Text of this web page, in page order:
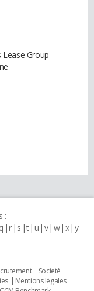
Group -
:
q r s t u v w x y
Societé
Mentions légales